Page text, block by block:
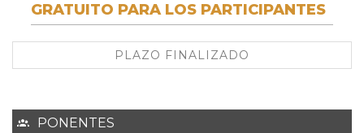
GRATUITO PARA LOS PARTICIPANTES
PLAZO FINALIZADO
PONENTES